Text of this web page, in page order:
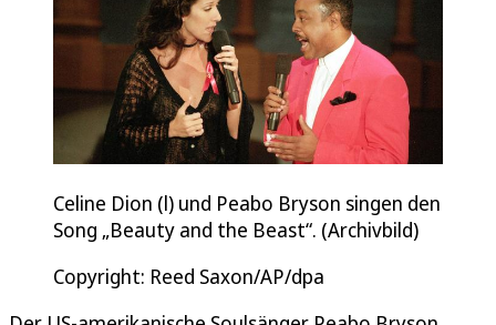
Celine Dion (l) und Peabo Bryson singen den
Song „Beauty and the Beast“. (Archivbild)
Copyright: Reed Saxon/AP/dpa